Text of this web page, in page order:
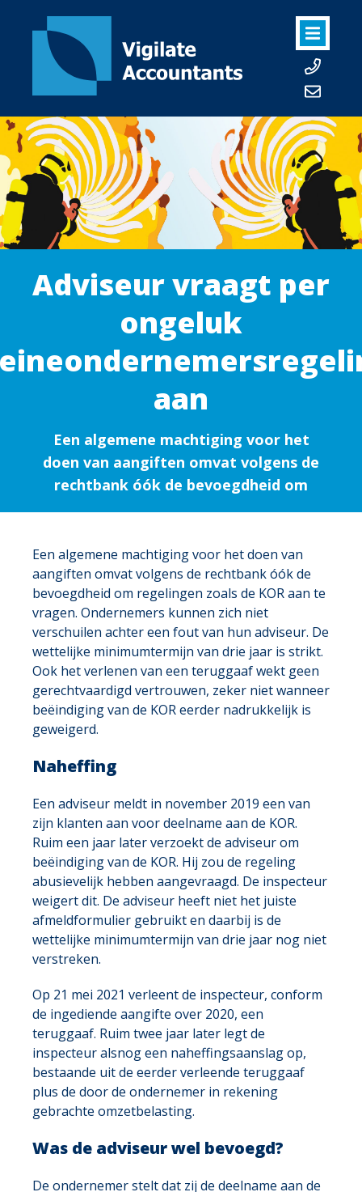
Adviseur vraagt per
ongeluk
aan
Een algemene machtiging voor het
doen van aangiften omvat volgens de
rechtbank óók de bevoegdheid om
Een algemene machtiging voor het doen van
aangiften omvat volgens de rechtbank óók de
bevoegdheid om regelingen zoals de KOR aan te
vragen. Ondernemers kunnen zich niet
verschuilen achter een fout van hun adviseur. De
wettelijke minimumtermijn van drie jaar is strikt.
Ook het verlenen van een teruggaaf wekt geen
gerechtvaardigd vertrouwen, zeker niet wanneer
beëindiging van de KOR eerder nadrukkelijk is
geweigerd.
Naheffing
Een adviseur meldt in november 2019 een van
zijn klanten aan voor deelname aan de KOR.
Ruim een jaar later verzoekt de adviseur om
beëindiging van de KOR. Hij zou de regeling
abusievelijk hebben aangevraagd. De inspecteur
weigert dit. De adviseur heeft niet het juiste
afmeldformulier gebruikt en daarbij is de
wettelijke minimumtermijn van drie jaar nog niet
verstreken.
Op 21 mei 2021 verleent de inspecteur, conform
de ingediende aangifte over 2020, een
teruggaaf. Ruim twee jaar later legt de
inspecteur alsnog een naheffingsaanslag op,
bestaande uit de eerder verleende teruggaaf
plus de door de ondernemer in rekening
gebrachte omzetbelasting.
Was de adviseur wel bevoegd?
De ondernemer stelt dat zij de deelname aan de